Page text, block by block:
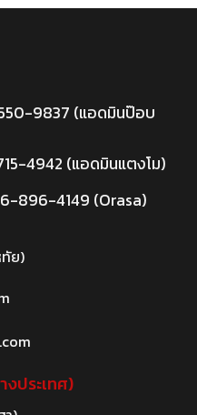
9837 (แอดมินป๊อบ
4942 (แอดมินแตงโม)
896-4149 (Orasa)
ย)
ประเทศ)